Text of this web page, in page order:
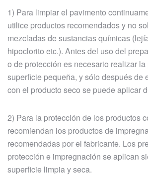
1) Para limpiar el pavimento
utilice productos recomendados y no
mezcladas de sustancias químicas
hipoclorito etc.). Antes del uso del
o de protección es necesario realizar
superficie pequeña, y sólo después de
con el producto seco se puede aplicar
2) Para la protección de los productos
recomiendan los productos de
recomendadas por el fabricante. Los
protección e impregnación se aplican
superficie limpia y seca.